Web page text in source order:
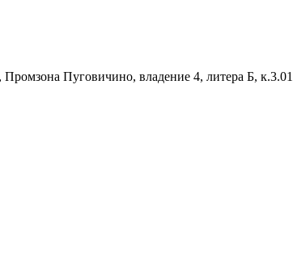
Пуговичино, владение 4, литера Б, к.3.01